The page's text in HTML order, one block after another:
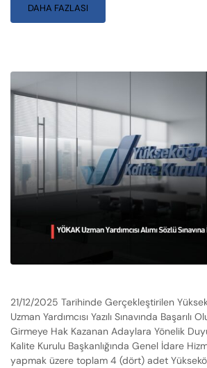
DAHA FAZLASI
21/12/2025 Tarihinde Gerçekleştirilen
Uzman Yardımcısı Yazılı Sınavında Başarılı
Girmeye Hak Kazanan Adaylara Yönelik
Kalite Kurulu Başkanlığında Genel İdare
yapmak üzere toplam 4 (dört) adet